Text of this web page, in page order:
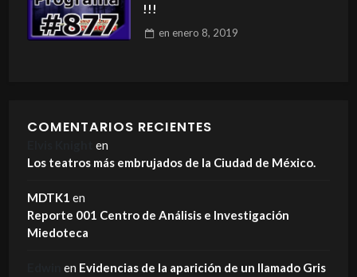
!!!
en enero 8, 2019
COMENTARIOS RECIENTES
en
Los teatros más embrujados de la Ciudad de México.
MDTK1 en
Reporte 001 Centro de Análisis e Investigación
Miedoteca
en Evidencias de la aparición de un llamado Gris